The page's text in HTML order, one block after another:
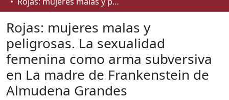
About
How To Deposit
Rojas: mujeres malas y
peligrosas. La sexualidad
femenina como arma subversiva
en La madre de Frankenstein de
Almudena Grandes